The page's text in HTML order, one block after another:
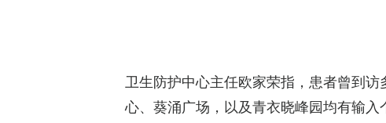
卫生防护中心主任欧家荣指，患者曾到
心、葵涌广场，以及青衣晓峰园均有输